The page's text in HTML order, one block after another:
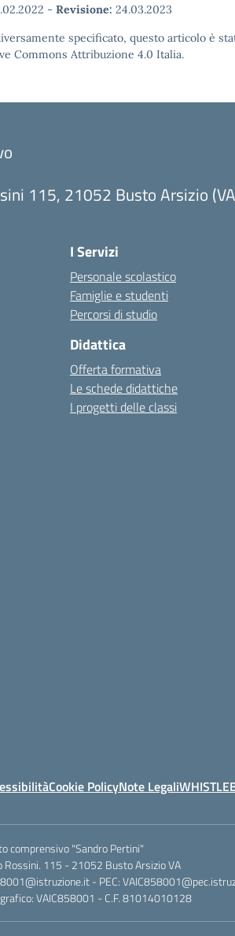
- Revisione: 24.03.2023
specificato, questo articolo è
Commons Attribuzione 4.0 Italia.
115, 21052 Busto Arsizio
I Servizi
Personale scolastico
Famiglie e studenti
Percorsi di studio
Didattica
Offerta formativa
Le schede didattiche
I progetti delle classi
Cookie PolicyNote Legali
comprensivo "Sandro Pertini"
Rossini. 115 - 21052 Busto Arsizio VA
- PEC:
VAIC858001 - C.F. 81014010128